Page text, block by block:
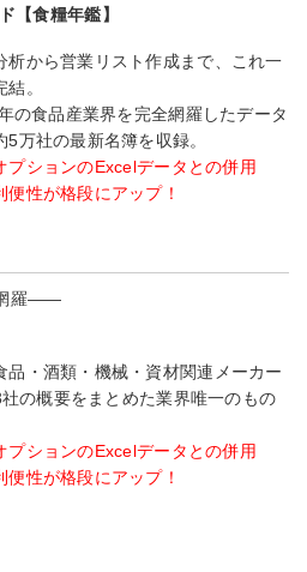
【食糧年鑑】
析から営業リスト作成まで、これ一
。
の食品産業界を完全網羅したデータ
5万社の最新名簿を収録。
プションのExcelデータとの併用
便性が格段にアップ！
網羅――
品・酒類・機械・資材関連メーカー
の概要をまとめた業界唯一のもの
プションのExcelデータとの併用
便性が格段にアップ！